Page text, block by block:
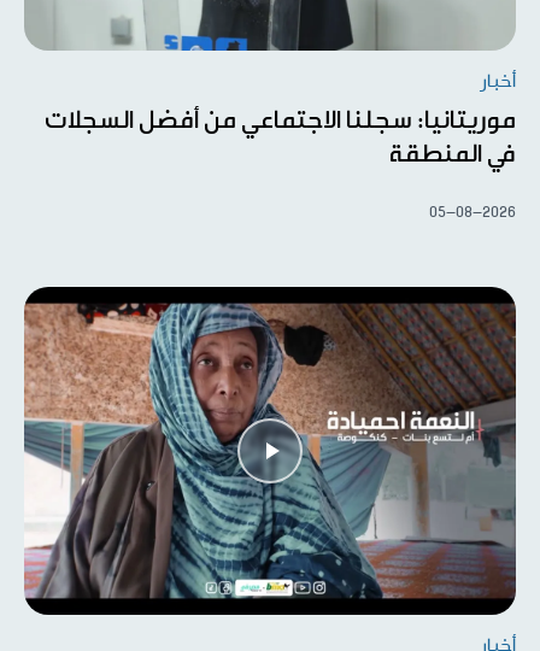
أخبار
موريتانيا: سجلنا الاجتماعي من أفضل السجلات
في المنطقة
05-08-2026
أخبار